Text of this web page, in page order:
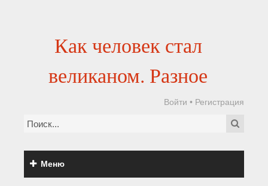
Как человек стал
великаном. Разное
Войти • Регистрация
Меню